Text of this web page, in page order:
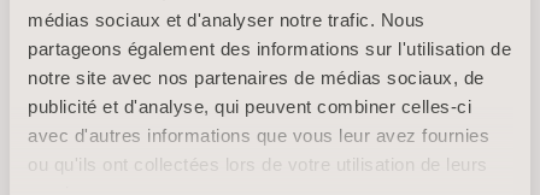
médias sociaux et d'analyser notre trafic. Nous
partageons également des informations sur l'utilisation de
notre site avec nos partenaires de médias sociaux, de
publicité et d'analyse, qui peuvent combiner celles-ci
avec d'autres informations que vous leur avez fournies
ou qu'ils ont collectées lors de votre utilisation de leurs
documentation
Real-time information on service
maintenance, repair activities and their
respective status
Reports on location, model, age and